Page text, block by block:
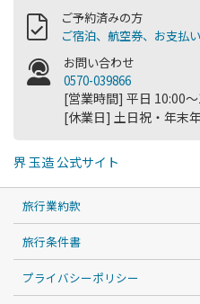
ご予約済みの方
ご宿泊、航空券、お支払
お問い合わせ
0570-039866
[営業時間] 平日 10:00
[休業日] 土日祝・年末
界 玉造 公式サイト
旅行業約款
旅行条件書
プライバシーポリシー